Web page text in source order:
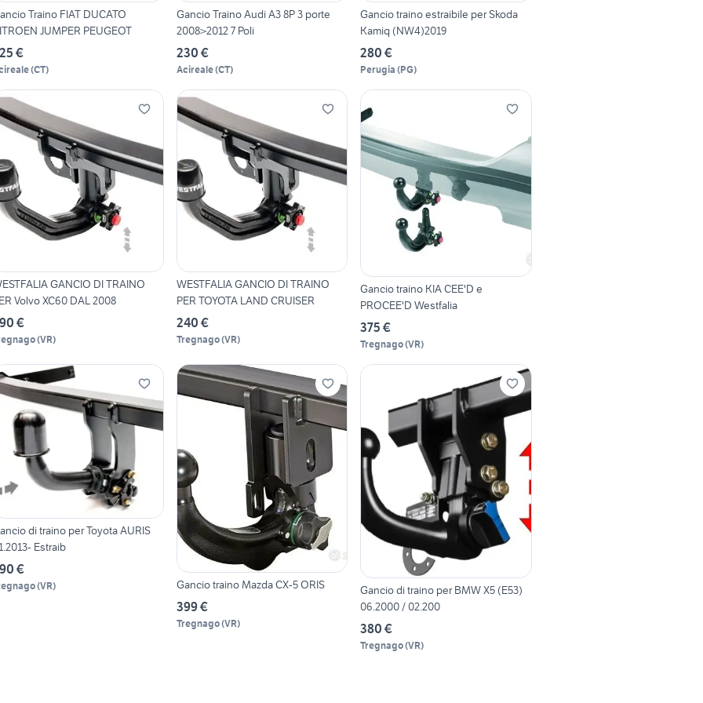
Traino FIAT DUCATO
JUMPER PEUGEOT
€
(CT)
Gancio Traino Audi A3 8P 3 porte
2008>2012 7 Poli
230 €
Acireale(CT)
Gancio traino estraibile per Skoda
Kamiq (NW4)2019
280 €
Perugia (PG)
GANCIO DI TRAINO
Volvo XC60 DAL 2008
€
(VR)
WESTFALIA GANCIO DI TRAINO
PER TOYOTA LAND CRUISER
240 €
Tregnago(VR)
Gancio traino KIA CEE'D e
PROCEE'D Westfalia
375 €
Tregnago(VR)
di traino per Toyota AURIS
Estraib
€
(VR) Gancio traino Mazda CX-5 ORIS
399 €
Tregnago(VR)
Gancio di traino per BMW X5 (E53)
06.2000 / 02.200
380 €
Tregnago(VR)